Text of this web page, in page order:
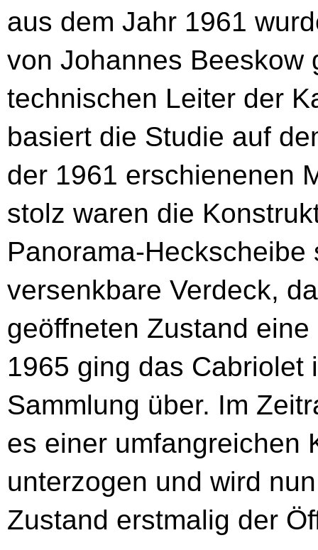
aus dem Jahr 1961
von Johannes Beeskow
technischen Leiter der
basiert die Studie auf
der 1961 erschienenen
stolz waren die
Panorama-
versenkbare Verdeck,
geöffneten Zustand
1965 ging das Cabriolet
Sammlung über. Im
es einer umfangreichen
unterzogen und wird
Zustand erstmalig der